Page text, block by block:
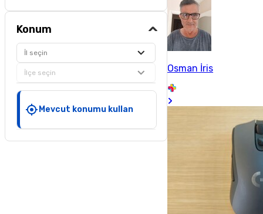
Konum
İl seçin
İlçe seçin
Mevcut konumu kullan
Osman İris